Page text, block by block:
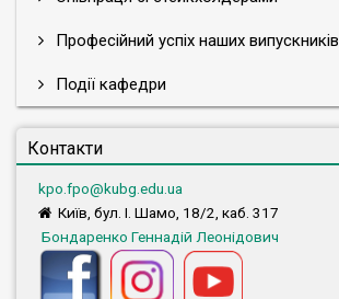
Професійний успіх наших випускників
Події кафедри
Контакти
kpo.fpo@kubg.edu.ua
Київ, бул. І. Шамо, 18/2, каб. 317
Бондаренко Геннадій Леонідович